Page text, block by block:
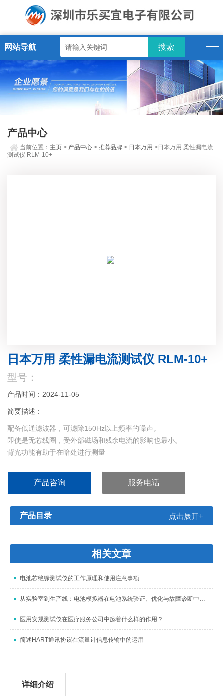
网站导航
产品中心
当前位置： 主页 > 产品中心 >推荐品牌 > 日本万用 >日本万用 柔性漏电流
测试仪 RLM-10+
日本万用 柔性漏电流测试仪 RLM-10+
型号：
产品时间：2024-11-05
简要描述：
配备低通滤波器，可滤除150Hz以上频率的噪声。
即使是无芯线圈，受外部磁场和残余电流的影响也最小。
背光功能有助于在暗处进行测量
产品咨询 服务电话
产品目录 点击展开+
相关文章
电池芯绝缘测试仪的工作原理和使用注意事项
从实验室到生产线：电池模拟器在电池系统验证、优化与故障诊断中的重要作用
医用安规测试仪在医疗服务公司中起着什么样的作用？
简述HART通讯协议在流量计信息传输中的运用
详细介绍